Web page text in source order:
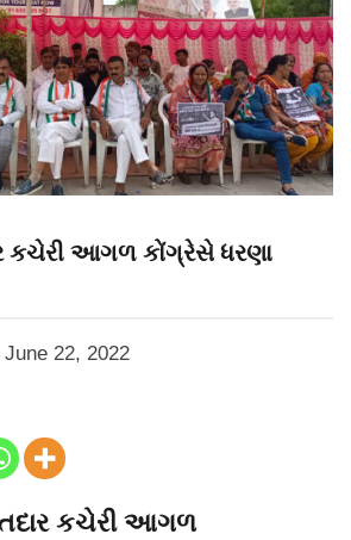
કચેરી આગળ કોંગ્રેસે ધરણા
June 22, 2022
કચેરી આગળ